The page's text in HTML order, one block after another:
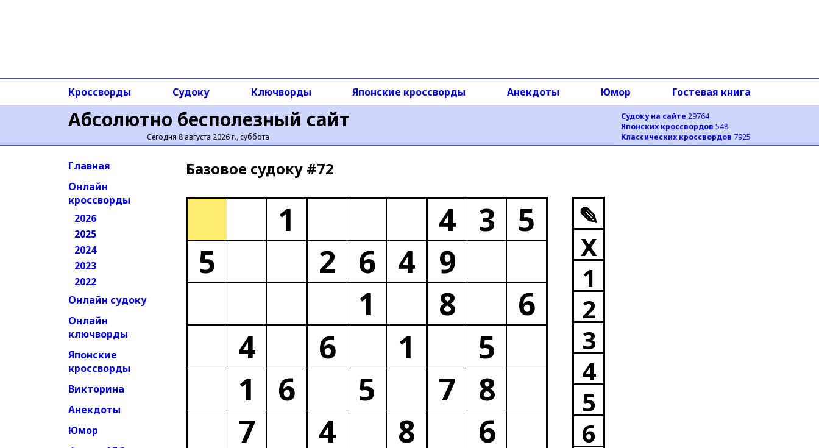
Абсолютно бесполезный сайт
Сегодня 8 августа 2026 г., суббота
Судоку на сайте 29764
Японских кроссвордов 548
Классических кроссвордов 7925
Кроссворды Судоку Ключворды Японские кроссворды Анекдоты Юмор Гостевая книга
Главная
Онлайн
кроссворды
2026
2025
2024
2023
2022
Онлайн судоку
Онлайн
ключворды
Японские
кроссворды
Викторина
Анекдоты
Юмор
Базовое cудоку #72
1 4 3
5
5
2 6 4
9
1
8
6
4
6 1
5
1
6 5 7 8
7
4 8
6
✎
X
1
2
3
4
5
6